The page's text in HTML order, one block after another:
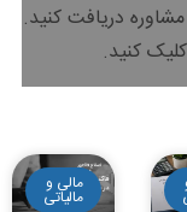
مشاوره دریافت کنید.
کنید.
مالی و
مالیاتی